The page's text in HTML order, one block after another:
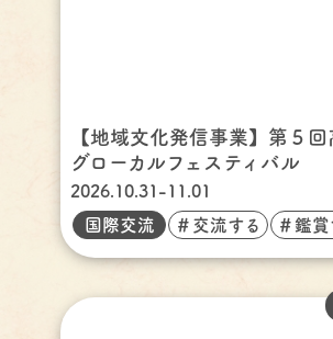
【地域文化発信事業】第５
グローカルフェスティバル
2026.10.31-11.01
国際交流
＃交流する ＃鑑賞